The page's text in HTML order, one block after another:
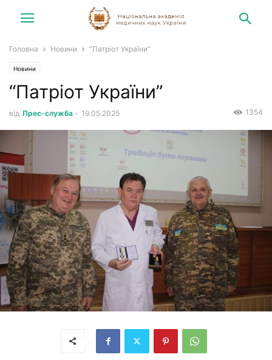
Головна Новини “Патріот України”
Новини
“Патріот України”
від Прес-служба - 19.05.2025 1354